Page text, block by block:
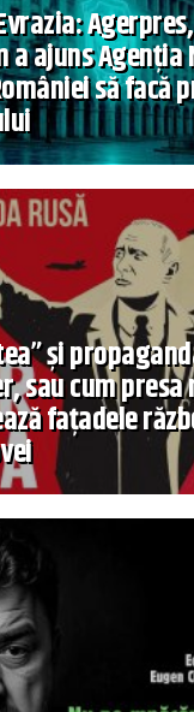
a ajuns
să facă
și
sau cum presa
fațadele